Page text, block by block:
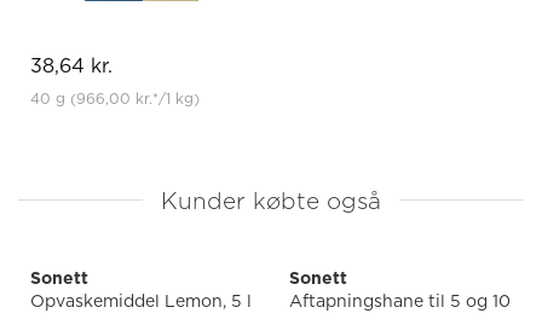
38,64 kr.
40 g (966,00 kr.*/1 kg)
Kunder købte også
Sonett
Opvaskemiddel Lemon, 5 l
Sonett
Aftapningshane til 5 og 10